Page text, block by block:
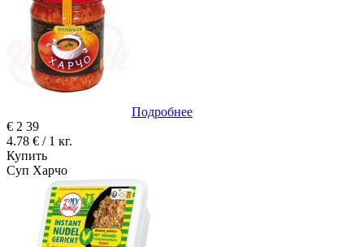
Подробнее
€ 2 39
4.78 € / 1 кг.
Купить
Суп Харчо